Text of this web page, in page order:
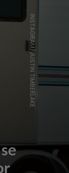
INSTAGRAM/JUSTIN TIMBERLAKE